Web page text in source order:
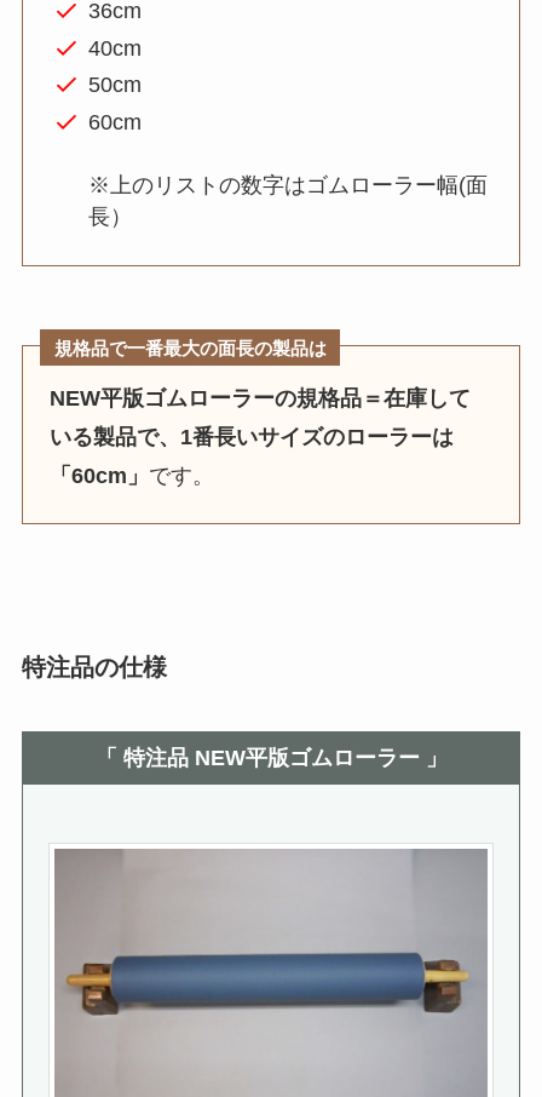
36cm
40cm
50cm
60cm
※上のリストの数字はゴムローラー幅(面
長）
規格品で一番最大の面長の製品は
NEW平版ゴムローラーの規格品＝在庫して
いる製品で、1番長いサイズのローラーは
「60cm」 です。
特注品の仕様
「 特注品 NEW平版ゴムローラー 」